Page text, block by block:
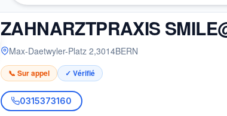
DENTISTE
ZAHNARZTPRAXIS
Max-Daetwyler-Platz 2,3014BERN
📞 Sur appel ✓ Vérifié
0315373160